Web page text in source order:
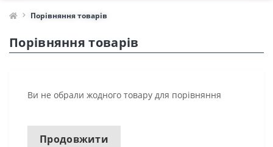
Порівняння товарів
Порівняння товарів
Ви не обрали жодного товару для порівняння
Продовжити